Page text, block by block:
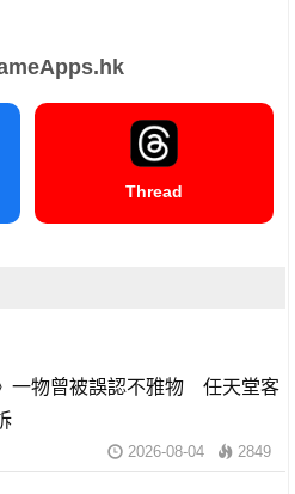
Thread
一物曾被誤認不雅物 任天堂客
2026-08-04 2849